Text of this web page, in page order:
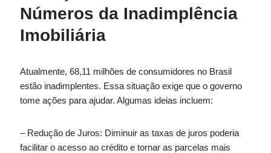
Números da Inadimplência
Imobiliária
Atualmente, 68,11 milhões de consumidores no Brasil
estão inadimplentes. Essa situação exige que o governo
tome ações para ajudar. Algumas ideias incluem:
– Redução de Juros: Diminuir as taxas de juros poderia
facilitar o acesso ao crédito e tornar as parcelas mais